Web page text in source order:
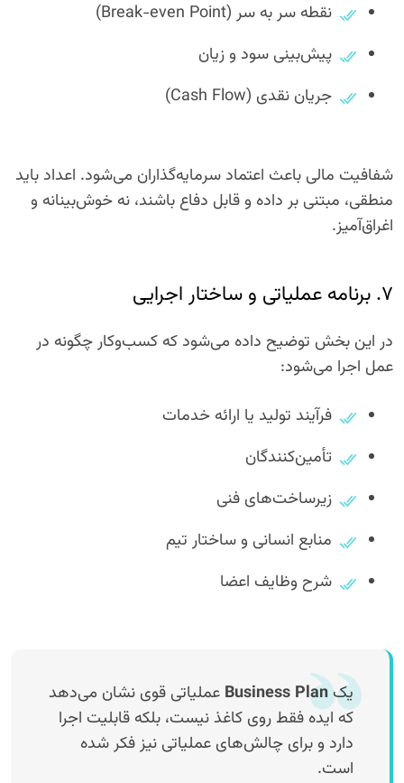
نقطه سر به سر (Break-even Point)
پیش‌بینی سود و زیان
جریان نقدی (Cash Flow)
شفافیت مالی باعث اعتماد سرمایه‌گذاران می‌شود. اعداد باید
منطقی، مبتنی بر داده و قابل دفاع باشند، نه خوش‌بینانه و
اغراق‌آمیز.
۷. برنامه عملیاتی و ساختار اجرایی
در این بخش توضیح داده می‌شود که کسب‌وکار چگونه در
عمل اجرا می‌شود:
فرآیند تولید یا ارائه خدمات
تأمین‌کنندگان
زیرساخت‌های فنی
منابع انسانی و ساختار تیم
شرح وظایف اعضا
یکBusiness Plan عملیاتی قوی نشان می‌دهد
که ایده فقط روی کاغذ نیست، بلکه قابلیت اجرا
دارد و برای چالش‌های عملیاتی نیز فکر شده
است.